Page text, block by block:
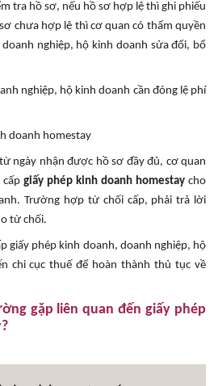
tra hồ sơ, nếu hồ sơ hợp lệ thì ghi phiếu
chưa hợp lệ thì cơ quan có thẩm quyền
nghiệp, hộ kinh doanh sửa đổi, bổ
nghiệp, hộ kinh doanh cần đóng lệ phí
doanh homestay
ngày nhận được hồ sơ đầy đủ, cơ quan
cấp giấy phép kinh doanh homestay cho
Trường hợp từ chối cấp, phải trả lời
từ chối.
giấy phép kinh doanh, doanh nghiệp, hộ
chi cục thuế để hoàn thành thủ tục về
gặp liên quan đến giấy phép